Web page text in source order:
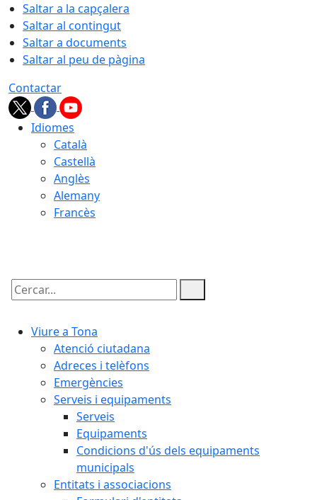
Saltar a la capçalera
Saltar al contingut
Saltar a documents
Saltar al peu de pàgina
Contactar
Idiomes
Català
Castellà
Anglès
Alemany
Francès
Cercar:
Viure a Tona
Atenció ciutadana
Adreces i telèfons
Emergències
Serveis i equipaments
Serveis
Equipaments
Condicions d'ús dels equipaments
municipals
Entitats i associacions